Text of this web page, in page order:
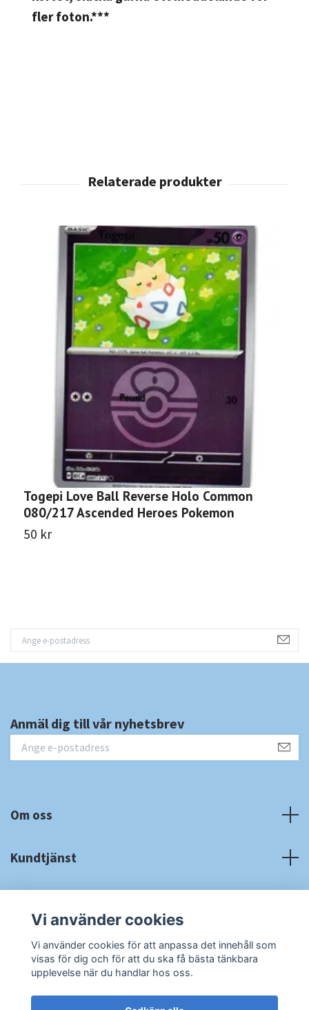
fler foton.***
Togepi Love Ball Reverse Holo Common
080/217 Ascended Heroes Pokemon
50 kr
Anmäl dig till vår nyhetsbrev
Om oss
Kundtjänst
Sociala medier
Vi använder cookies
Vi använder cookies för att anpassa det innehåll som
visas för dig och för att du ska få bästa tänkbara
upplevelse när du handlar hos oss.